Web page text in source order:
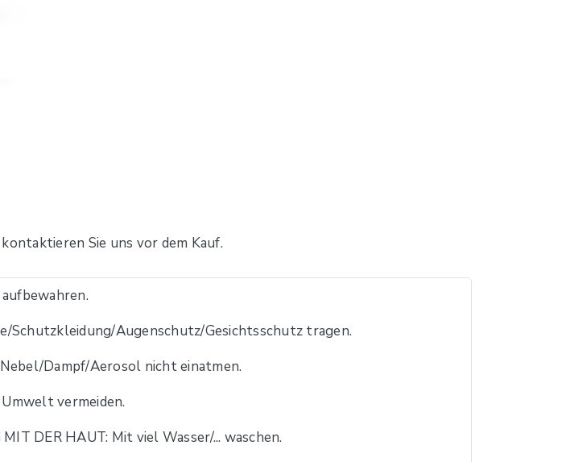
Sie uns vor dem Kauf.
Schutzkleidung/Augenschutz/Gesichtsschutz tragen.
Dampf/Aerosol nicht einatmen.
vermeiden.
MIT DER HAUT: Mit viel Wasser/... waschen.